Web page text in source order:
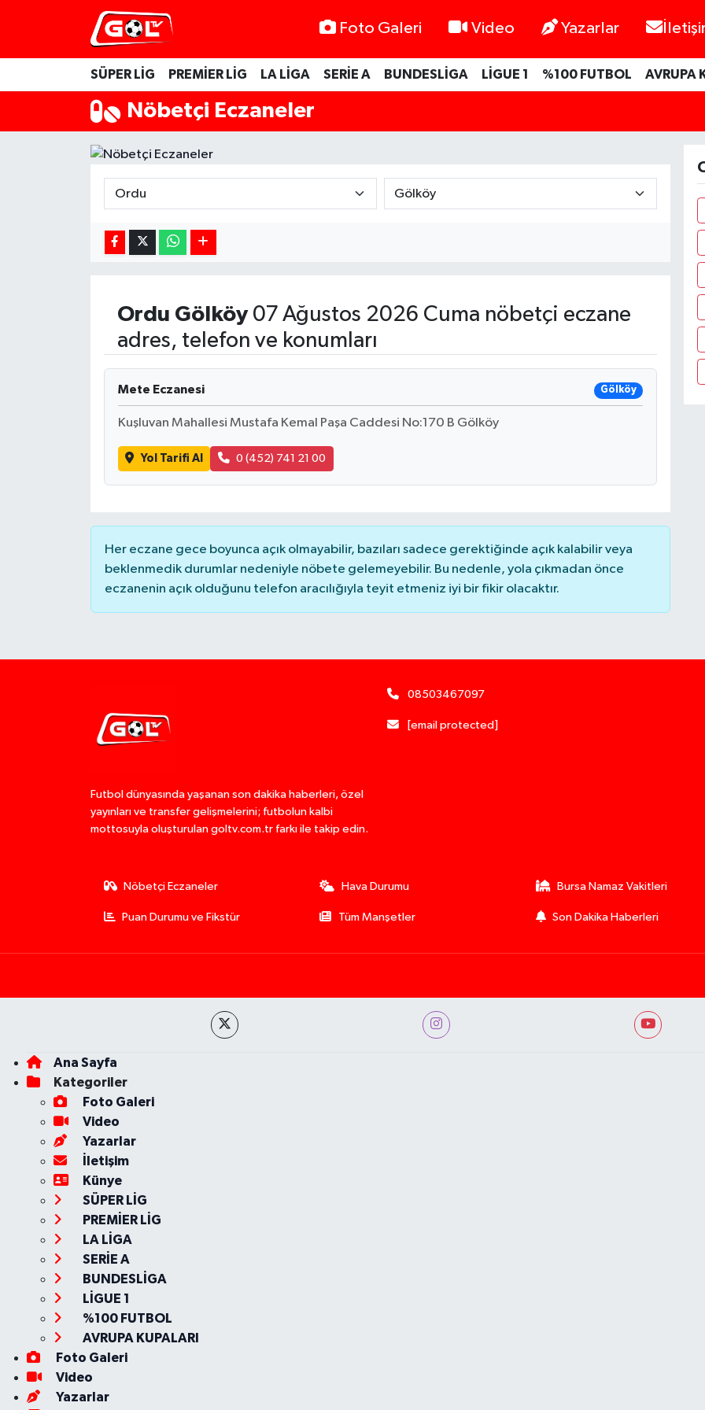
Foto Galeri Video Yazarlar
SÜPER LİG PREMİER LİG LA LİGA SERİE A BUNDESLİGA LİGUE 1 %100 FUTBOL AVRUPA
Nöbetçi Eczaneler
Ordu Gölköy07 Ağustos 2026 Cuma nöbetçi eczane
adres, telefon ve konumları
Mete Eczanesi Gölköy
Kuşluvan Mahallesi Mustafa Kemal Paşa Caddesi No:170 B Gölköy
Yol Tarifi Al 0 (452) 741 21 00
Her eczane gece boyunca açık olmayabilir, bazıları sadece gerektiğinde açık kalabilir veya
beklenmedik durumlar nedeniyle nöbete gelemeyebilir. Bu nedenle, yola çıkmadan önce
eczanenin açık olduğunu telefon aracılığıyla teyit etmeniz iyi bir fikir olacaktır.
Futbol dünyasında yaşanan son dakika haberleri, özel
yayınları ve transfer gelişmelerini; futbolun kalbi
mottosuyla oluşturulan goltv.com.tr farkı ile takip edin.
08503467097
[email protected]
Nöbetçi Eczaneler Hava Durumu Bursa Namaz Vakitleri
Puan Durumu ve Fikstür Tüm Manşetler Son Dakika Haberleri
Ana Sayfa
Kategoriler
Foto Galeri
Video
Yazarlar
İletişim
Künye
SÜPER LİG
PREMİER LİG
LA LİGA
SERİE A
BUNDESLİGA
LİGUE 1
%100 FUTBOL
AVRUPA KUPALARI
Foto Galeri
Video
Yazarlar